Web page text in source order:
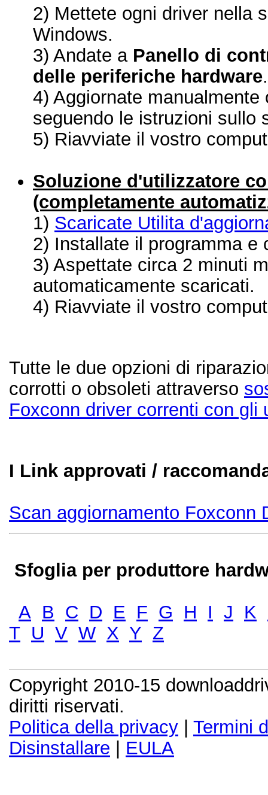
2) Mettete ogni driver nella
Windows.
3) Andate a Panello di
delle periferiche hardware.
4) Aggiornate manualmente
seguendo le istruzioni sullo
5) Riavviate il vostro
Soluzione d'utilizzatore
(completamente
1) Scaricate Utilita
2) Installate il programma
3) Aspettate circa 2 minuti
automaticamente scaricati.
4) Riavviate il vostro
Tutte le due opzioni di
corrotti o obsoleti attraverso
Foxconn driver correnti con gli
I Link approvati /
Scan aggiornamento Foxconn
Sfoglia per produttore
A B C D E F G H I J K
T U V W X Y Z
Copyright 2010-15
diritti riservati.
Politica della privacy
Termini
Disinstallare
EULA